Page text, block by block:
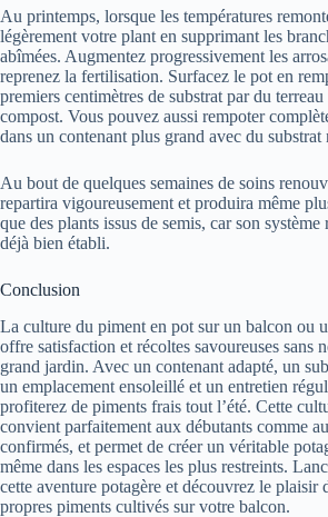
Au printemps, lorsque les températures
légèrement votre plant en supprimant les
abîmées. Augmentez progressivement les
reprenez la fertilisation. Surfacez le pot en
premiers centimètres de substrat par du
compost. Vous pouvez aussi rempoter
dans un contenant plus grand avec du substrat
Au bout de quelques semaines de soins
repartira vigoureusement et produira même
que des plants issus de semis, car son système
déjà bien établi.
Conclusion
La culture du piment en pot sur un balcon ou
offre satisfaction et récoltes savoureuses sans
grand jardin. Avec un contenant adapté, un
un emplacement ensoleillé et un entretien
profiterez de piments frais tout l’été. Cette
convient parfaitement aux débutants comme
confirmés, et permet de créer un véritable
même dans les espaces les plus restreints.
cette aventure potagère et découvrez le plaisir
propres piments cultivés sur votre balcon.